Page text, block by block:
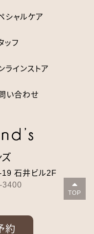
シャルケア
ッフ
ラインストア
い合わせ
19石井ビル2F
3400
約

TOP